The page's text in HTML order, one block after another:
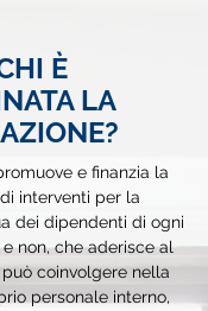
È
LA
e finanzia la
interventi per la
dei dipendenti di ogni
non, che aderisce al
può coinvolgere nella
personale interno,